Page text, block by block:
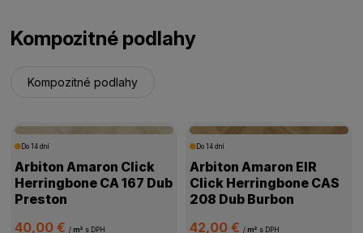
Kompozitné podlahy
Kompozitné podlahy
Do 14 dní
Arbiton Amaron Click
Herringbone CA 167 Dub
Preston
40,00 €/ m² s DPH
Do 14 dní
Arbiton Amaron EIR
Click Herringbone CAS
208 Dub Burbon
42,00 € / m² s DPH